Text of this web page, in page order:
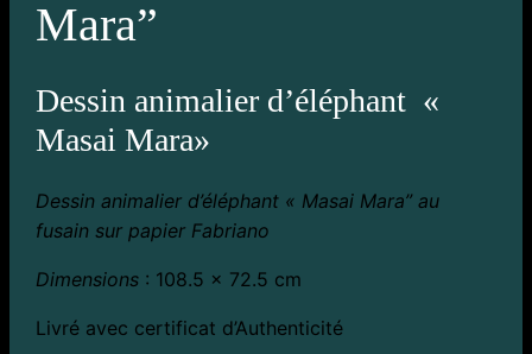
Mara”
Dessin animalier d’éléphant «
Masai Mara»
Dessin animalier d’éléphant « Masai Mara” au
fusain sur papier Fabriano
Dimensions : 108.5 x 72.5 cm
Livré avec certificat d’Authenticité